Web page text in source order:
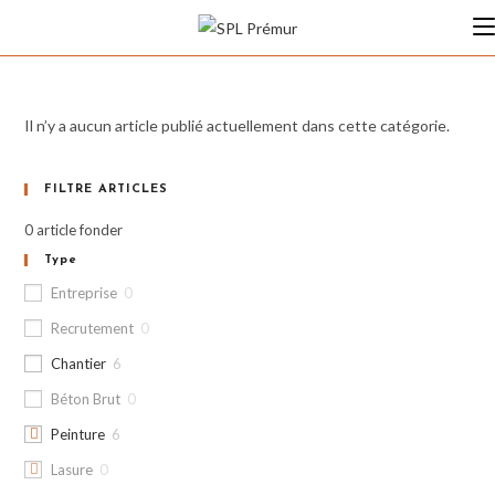
Il n’y a aucun article publié actuellement dans cette catégorie.
FILTRE ARTICLES
0 article fonder
Type
Entreprise 0
Recrutement 0
Chantier 6
Béton Brut 0
Peinture 6
Lasure 0